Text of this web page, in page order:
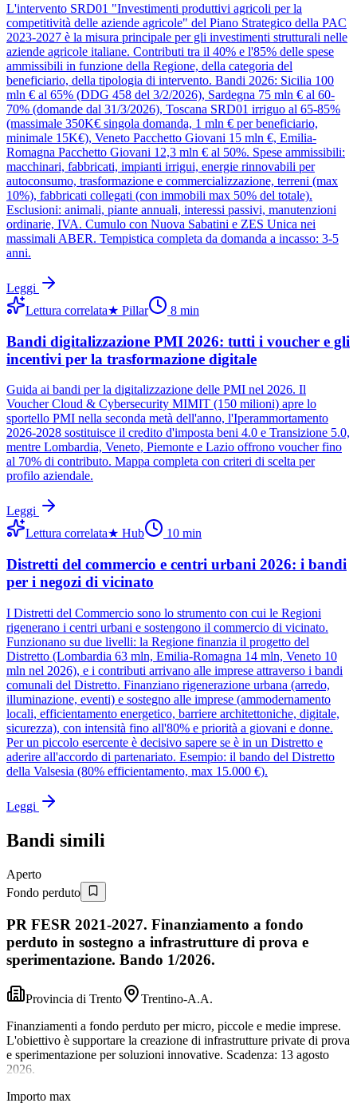
L'intervento SRD01 "Investimenti produttivi agricoli per la
competitività delle aziende agricole" del Piano Strategico della PAC
2023-2027 è la misura principale per gli investimenti strutturali nelle
aziende agricole italiane. Contributi tra il 40% e l'85% delle spese
ammissibili in funzione della Regione, della categoria del
beneficiario, della tipologia di intervento. Bandi 2026: Sicilia 100
mln € al 65% (DDG 458 del 3/2/2026), Sardegna 75 mln € al 60-
70% (domande dal 31/3/2026), Toscana SRD01 irriguo al 65-85%
(massimale 350K€ singola domanda, 1 mln € per beneficiario,
minimale 15K€), Veneto Pacchetto Giovani 15 mln €, Emilia-
Romagna Pacchetto Giovani 12,3 mln € al 50%. Spese ammissibili:
macchinari, fabbricati, impianti irrigui, energie rinnovabili per
autoconsumo, trasformazione e commercializzazione, terreni (max
10%), fabbricati collegati (con immobili max 50% del totale).
Esclusioni: animali, piante annuali, interessi passivi, manutenzioni
ordinarie, IVA. Cumulo con Nuova Sabatini e ZES Unica nei
massimali ABER. Tempistica completa da domanda a incasso: 3-5
anni.
Leggi
Lettura correlata★ Pillar 8 min
Bandi digitalizzazione PMI 2026: tutti i voucher e gli
incentivi per la trasformazione digitale
Guida ai bandi per la digitalizzazione delle PMI nel 2026. Il
Voucher Cloud & Cybersecurity MIMIT (150 milioni) apre lo
sportello PMI nella seconda metà dell'anno, l'Iperammortamento
2026-2028 sostituisce il credito d'imposta beni 4.0 e Transizione 5.0,
mentre Lombardia, Veneto, Piemonte e Lazio offrono voucher fino
al 70% di contributo. Mappa completa con criteri di scelta per
profilo aziendale.
Leggi
Lettura correlata★ Hub 10 min
Distretti del commercio e centri urbani 2026: i bandi
per i negozi di vicinato
I Distretti del Commercio sono lo strumento con cui le Regioni
rigenerano i centri urbani e sostengono il commercio di vicinato.
Funzionano su due livelli: la Regione finanzia il progetto del
Distretto (Lombardia 63 mln, Emilia-Romagna 14 mln, Veneto 10
mln nel 2026), e i contributi arrivano alle imprese attraverso i bandi
comunali del Distretto. Finanziano rigenerazione urbana (arredo,
illuminazione, eventi) e sostegno alle imprese (ammodernamento
locali, efficientamento energetico, barriere architettoniche, digitale,
sicurezza), con intensità fino all'80% e priorità a giovani e donne.
Per un piccolo esercente è decisivo sapere se è in un Distretto e
aderire all'accordo di partenariato. Esempio: il bando del Distretto
della Valsesia (80% efficientamento, max 15.000 €).
Leggi
Bandi simili
Aperto
Fondo perduto
PR FESR 2021-2027. Finanziamento a fondo
perduto in sostegno a infrastrutture di prova e
sperimentazione. Bando 1/2026.
Provincia di Trento
Trentino-A.A.
Finanziamenti a fondo perduto per micro, piccole e medie imprese.
L'obiettivo è supportare la creazione di infrastrutture private di prova
e sperimentazione per soluzioni innovative. Scadenza: 13 agosto
2026.
Importo max